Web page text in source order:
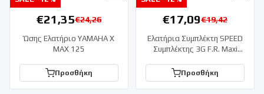
€21,35€24,26
Ώσης Ελατήριο YAMAHA X
MAX 125
Προσθήκη
€17,09€19,42
Ελατήρια Συμπλέκτη SPEED
Συμπλέκτης 3G F.R. Maxi
Προσθήκη